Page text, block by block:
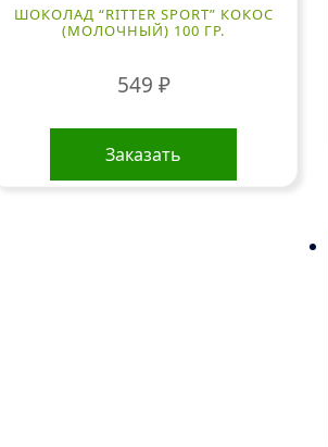
ШОКОЛАД “RITTER SPORT” КОКОС
(МОЛОЧНЫЙ) 100 ГР.
549 ₽
Заказать